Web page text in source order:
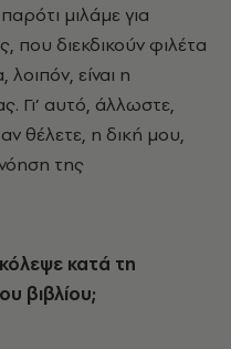
μιλάμε για
που διεκδικούν φιλέτα
είναι η
Γι’ αυτό, άλλωστε,
θέλετε, η δική μου,
της
κατά τη
βιβλίου;